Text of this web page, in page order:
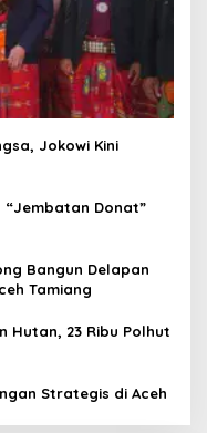
Jokowi Kini
“Jembatan Donat”
Bangun Delapan
Tamiang
Hutan, 23 Ribu Polhut
Strategis di Aceh